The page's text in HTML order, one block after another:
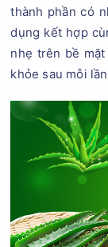
thành phần có
dụng kết hợp
nhẹ trên bề
khỏe sau mỗi